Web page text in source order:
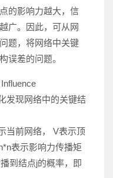
的影响力越大，信
广。因此，可从网
题，将网络中关键
误差的问题。
发现网络中的关键结
当前网络， V表示顶
表示影响力传播矩
到结点j的概率，即